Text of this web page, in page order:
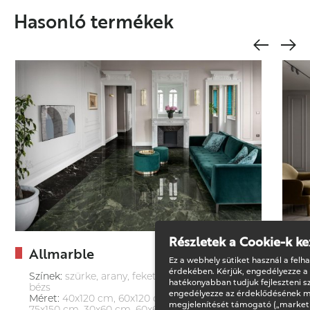
Hasonló termékek
Allmarble
Színek: szürke, arany, fekete, zöld, kék, barna,
bézs
Méret: 40x120 cm, 60x120 cm, 75x75 cm,
Részletek a Cookie-k
Ez a webhely sütiket használ a
érdekében. Kérjük, engedélyezze
hatékonyabban tudjuk fejleszteni
engedélyezze az érdeklődésének
megjelenítését támogató